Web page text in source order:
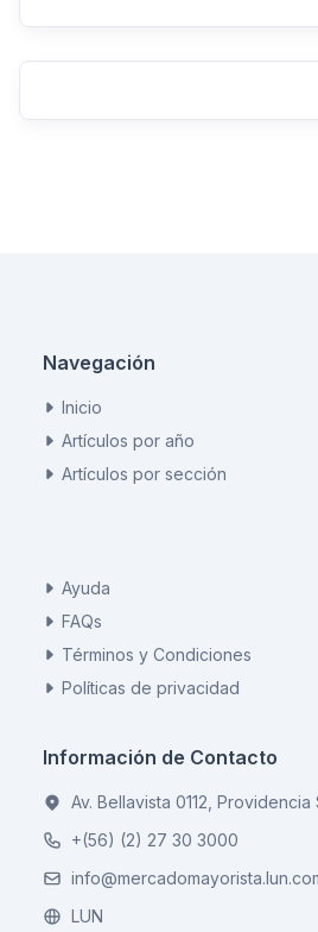
Navegación
Inicio
Artículos por año
Artículos por sección
Ayuda
FAQs
Términos y Condiciones
Políticas de privacidad
Información de Contacto
Av. Bellavista 0112, Providencia
+(56) (2) 27 30 3000
LUN